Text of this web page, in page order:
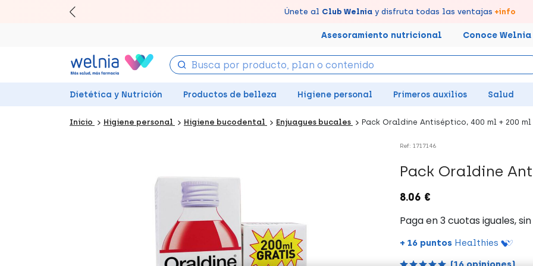
Disfruta de la entregarápida y gratuitaen farmacia
Únete al Club Welniay disfruta todas las ventajas +info
Llévate un7% de descuentocreando tu cuentaaquí
Canjea tus puntos en tu Farmacia de Confianza, acumúlalos online.
Asesoramiento nutricional Conoce Welnia
Dietética y Nutrición Productos de belleza Higiene personal Primeros auxilios Salud
Inicio Higiene personal Higiene bucodental Enjuagues bucales Pack Oraldine Antiséptico, 400 ml + 200 ml
Ref: 1717146
Pack Oraldine
8.06 €
+ 16 puntos Healthies